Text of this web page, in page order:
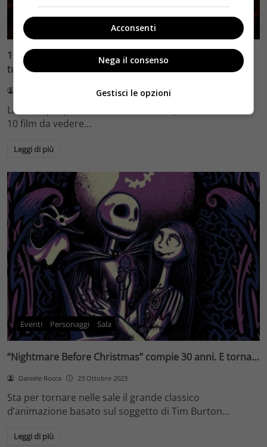
Film e Serie Tv Primo Piano
10 capolavori Usa per rendere unico (e spaventoso) il
tuo Halloween!
23 Ottobre 2023
La notte più paurosa dell'anno è alle porte e se volete
10 film da vedere…
Leggi di più
Eventi Personaggi Sala
“Nightmare Before Christmas” compie 30 anni. E torna…
Daniele Rocca 23 Ottobre 2023
Sta per tornare nelle sale il grande classico
d’animazione basato sul soggetto di Tim Burton…
Leggi di più
Acconsenti
Nega il consenso
Gestisci le opzioni